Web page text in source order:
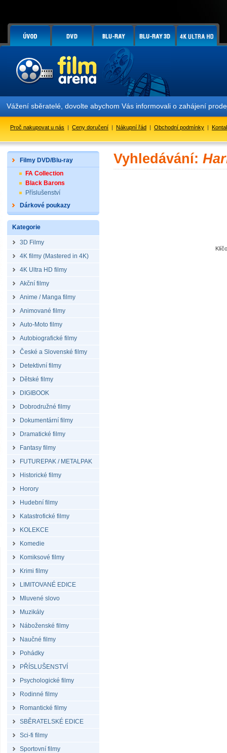
Vážení sběratelé, dovolte abychom Vás informovali o zahájení
Proč nakupovat u nás | Ceny doručení | Nákupní řád | Obchodní podmínky |
Filmy DVD/Blu-ray
FA Collection
Black Barons
Příslušenství
Dárkové poukazy
Kategorie
3D Filmy
4K filmy (Mastered in 4K)
4K Ultra HD filmy
Akční filmy
Anime / Manga filmy
Animované filmy
Auto-Moto filmy
Autobiografické filmy
České a Slovenské filmy
Detektivní filmy
Dětské filmy
DIGIBOOK
Dobrodružné filmy
Dokumentární filmy
Dramatické filmy
Fantasy filmy
FUTUREPAK / METALPAK
Historické filmy
Horory
Hudební filmy
Katastrofické filmy
KOLEKCE
Komedie
Komiksové filmy
Krimi filmy
LIMITOVANÉ EDICE
Mluvené slovo
Muzikály
Náboženské filmy
Naučné filmy
Pohádky
PŘÍSLUŠENSTVÍ
Psychologické filmy
Rodinné filmy
Romantické filmy
SBĚRATELSKÉ EDICE
Sci-fi filmy
Sportovní filmy
Vyhledávání: